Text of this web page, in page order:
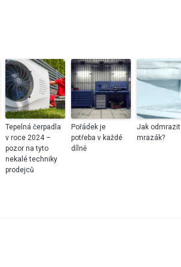
Tepelná čerpadla
v roce 2024 –
pozor na tyto
nekalé techniky
prodejců
Pořádek je
potřeba v každé
dílně
Jak odmrazit
mrazák?